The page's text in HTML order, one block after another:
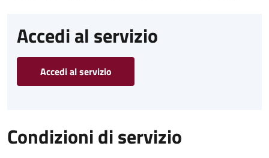
Accedi al servizio
Accedi al servizio
Condizioni di servizio